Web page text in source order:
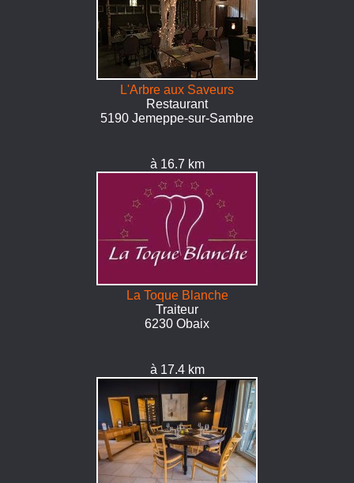
L'Arbre aux Saveurs
Restaurant
5190 Jemeppe-sur-Sambre
à 16.7 km
La Toque Blanche
Traiteur
6230 Obaix
à 17.4 km